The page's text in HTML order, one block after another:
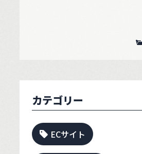
カテゴリー
ECサイト